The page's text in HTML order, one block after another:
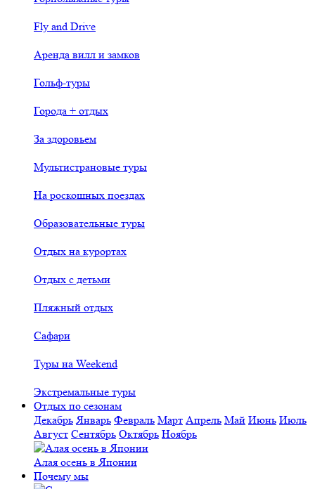
Fly and Drive
Аренда вилл и замков
Гольф-туры
Города + отдых
За здоровьем
Мультистрановые туры
На роскошных поездах
Образовательные туры
Отдых на курортах
Отдых с детьми
Пляжный отдых
Сафари
Туры на Weekend
Экстремальные туры
Отдых по сезонам
Декабрь Январь Февраль Март Апрель Май Июнь Июль
Август Сентябрь Октябрь Ноябрь
Алая осень в Японии
Почему мы